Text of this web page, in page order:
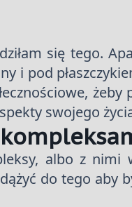
się tego.
i pod
swojego
albo z
do tego aby